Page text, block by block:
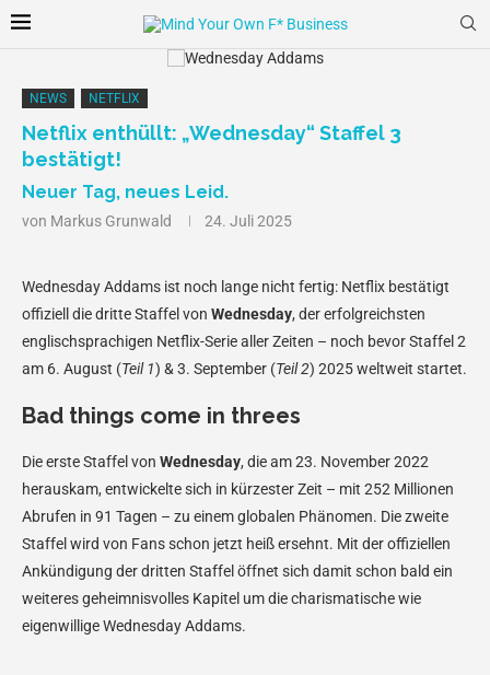
NEWS NETFLIX
Netflix enthüllt: „Wednesday“ Staffel 3
bestätigt!
Neuer Tag, neues Leid.
von Markus Grunwald 24. Juli 2025
Wednesday Addams ist noch lange nicht fertig: Netflix bestätigt
offiziell die dritte Staffel von Wednesday, der erfolgreichsten
englischsprachigen Netflix-Serie aller Zeiten – noch bevor Staffel 2
am 6. August (Teil 1) & 3. September (Teil 2) 2025 weltweit startet.
Bad things come in threes
Die erste Staffel von Wednesday, die am 23. November 2022
herauskam, entwickelte sich in kürzester Zeit – mit 252 Millionen
Abrufen in 91 Tagen – zu einem globalen Phänomen. Die zweite
Staffel wird von Fans schon jetzt heiß ersehnt. Mit der offiziellen
Ankündigung der dritten Staffel öffnet sich damit schon bald ein
weiteres geheimnisvolles Kapitel um die charismatische wie
eigenwillige Wednesday Addams.